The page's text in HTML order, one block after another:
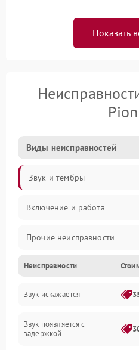
Показать
Виды неисправностей
Звук и тембры
Включение и работа
Прочие неисправности
Управление и электроника
Клавиатура
Подключения и интерфейсы
Неисправности
Звук искажается
Звук появляется с
задержкой